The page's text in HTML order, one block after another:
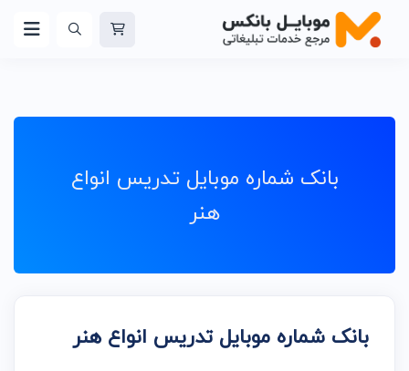
بانک شماره موبایل تدریس انواع
هنر
بانک شماره موبایل تدریس انواع هنر